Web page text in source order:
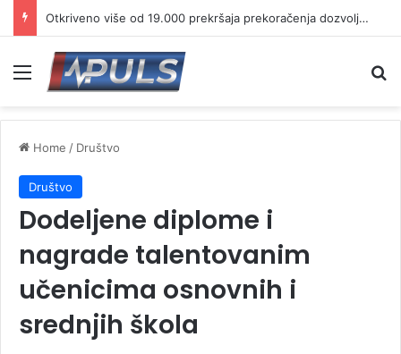
Otkriveno više od 19.000 prekršaja prekoračenja dozvoljene brzine
Menu
Home / Društvo
Društvo
Dodeljene diplome i
nagrade talentovanim
učenicima osnovnih i
srednjih škola